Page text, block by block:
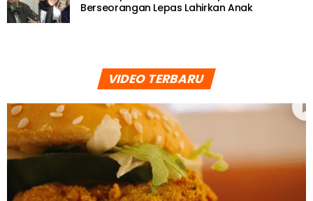
Berseorangan Lepas Lahirkan Anak
VIDEO TERBARU